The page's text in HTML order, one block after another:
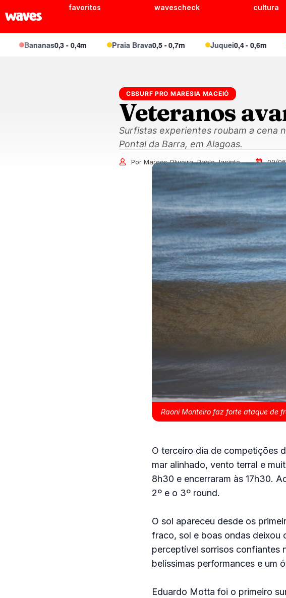
favoritos wavescheck cultura
0,3 - 0,4m Praia Brava0,5 - 0,7m Juquei 0,4 - 0,6m Barra
CBSURF PRO MARESIA MACEIÓ
Veteranos
Surfistas experientes roubam a cena
Pontal da Barra, em Alagoas.
Por Marcos Oliveira, Pablo Jacinto 09/
Raoni Monteiro faz forte ataque de
O terceiro dia de competições
mar alinhado, vento terral e
8h30 e encerraram às 17h30.
2º e o 3º round.
O sol apareceu desde os
fraco, sol e boas ondas deixou
perceptível sorrisos confiantes
belíssimas performances e um
Eduardo Motta foi o primeiro